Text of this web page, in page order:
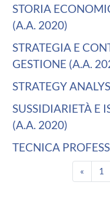
STORIA
(A.A. 2020)
STRATEGIA E
GESTIONE (A.A.
STRATEGY
SUSSIDIARIETÀ E
(A.A. 2020)
TECNICA
« 1